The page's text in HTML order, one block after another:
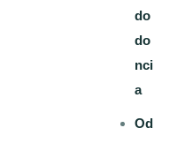
do
do
nci
a
Od